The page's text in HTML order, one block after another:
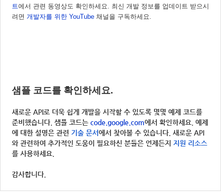
트에서 관련 동영상도 확인하세요. 최신 개발 정보를 업데이트 받으시
려면 개발자를 위한 YouTube 채널을 구독하세요.
샘플 코드를 확인하세요.
새로운 API로 더욱 쉽게 개발을 시작할 수 있도록 몇몇 예제 코드를
준비했습니다. 샘플 코드는 code.google.com에서 확인하세요. 예제
에 대한 설명은 관련 기술 문서에서 찾아볼 수 있습니다. 새로운 API
와 관련하여 추가적인 도움이 필요하신 분들은 언제든지 지원 리소스
를 사용하세요.
감사합니다.